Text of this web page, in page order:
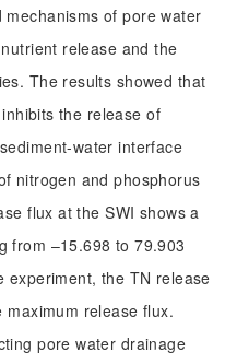
of pore water
release and the
The results showed that
the release of
water interface
nitrogen and phosphorus
flux at the SWI shows a
from –15.698 to 79.903
experiment, the TN release
release flux.
pore water drainage